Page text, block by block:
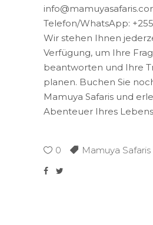
Telefon/WhatsApp:
Wir stehen Ihnen
Verfügung, um Ihre
beantworten und Ihre
planen. Buchen Sie
Mamuya Safaris und
Abenteuer Ihres
0 Mamuya Safaris